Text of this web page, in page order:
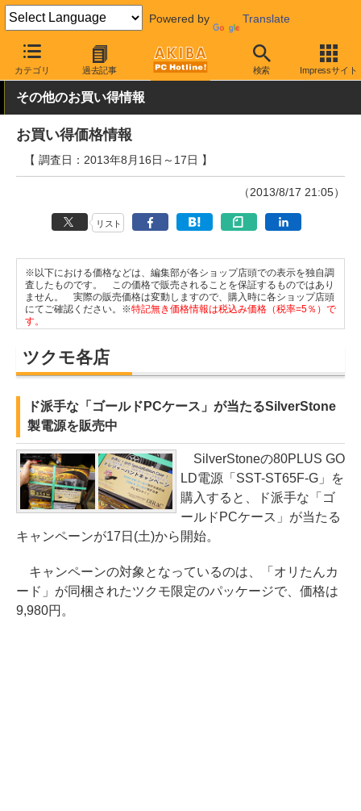
Powered by Translate
カテゴリ 過去記事 検索 Impressサイト
AKIBA PC Hotline! 秋葉原情報 価格情報 特価情報
その他のお買い得情報
お買い得価格情報
【 調査日：2013年8月16日～17日 】
（2013/8/17 21:05）
リスト
※以下における価格などは、編集部が各ショップ店頭での表示を独自調
査したものです。 この価格で販売されることを保証するものではあり
ません。 実際の販売価格は変動しますので、購入時に各ショップ店頭
にてご確認ください。※特記無き価格情報は税込み価格（税率=5％）で
す。
ツクモ各店
ド派手な「ゴールドPCケース」が当たるSilverStone
製電源を販売中
SilverStoneの80PLUS GO
LD電源「SST-ST65F-G」を
購入すると、ド派手な「ゴ
ールドPCケース」が当たる
キャンペーンが17日(土)から開始。
キャンペーンの対象となっているのは、「オリたんカ
ード」が同梱されたツクモ限定のパッケージで、価格は
9,980円。